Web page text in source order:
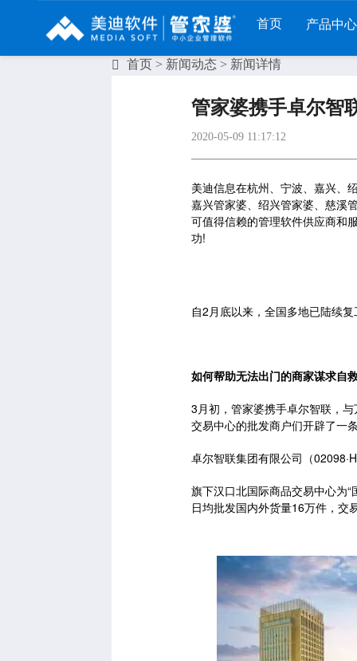
首页 产品中心
管家婆分销ERP A8
管家婆分销ERP V3
管家婆分销ERP V1
管家婆D9 SAAS
管家婆服装DRP
管家婆服装SII
管家婆服装普及版
首页 > 新闻动态 > 新闻详情
管家婆携手卓尔智
2020-05-09 11:17:12
美迪信息在杭州、宁波、嘉兴、
嘉兴管家婆、绍兴管家婆、慈溪
可值得信赖的管理软件供应商和
功!
自2月底以来，全国多地已陆续复
如何帮助无法出门的商家谋求自
3月初，管家婆携手卓尔智联，
交易中心的批发商户们开辟了一
卓尔智联集团有限公司（
旗下汉口北国际商品交易中心为
日均批发国内外货量16万件，交